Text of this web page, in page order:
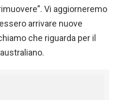
Vi aggiorneremo
arrivare nuove
che riguarda per il